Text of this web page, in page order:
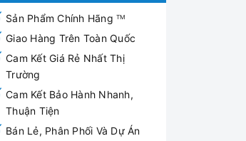
Sản Phẩm Chính Hãng TM
Giao Hàng Trên Toàn Quốc
Cam Kết Giá Rẻ Nhất Thị
Trường
Cam Kết Bảo Hành Nhanh,
Thuận Tiện
Bán Lẻ, Phân Phối Và Dự Án